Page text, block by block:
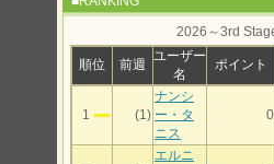
2026～3rd
順位 前週
ユーザー
名
ポイント
1 (1)
ナンシ
ー・タ
ニス
0
エルニ